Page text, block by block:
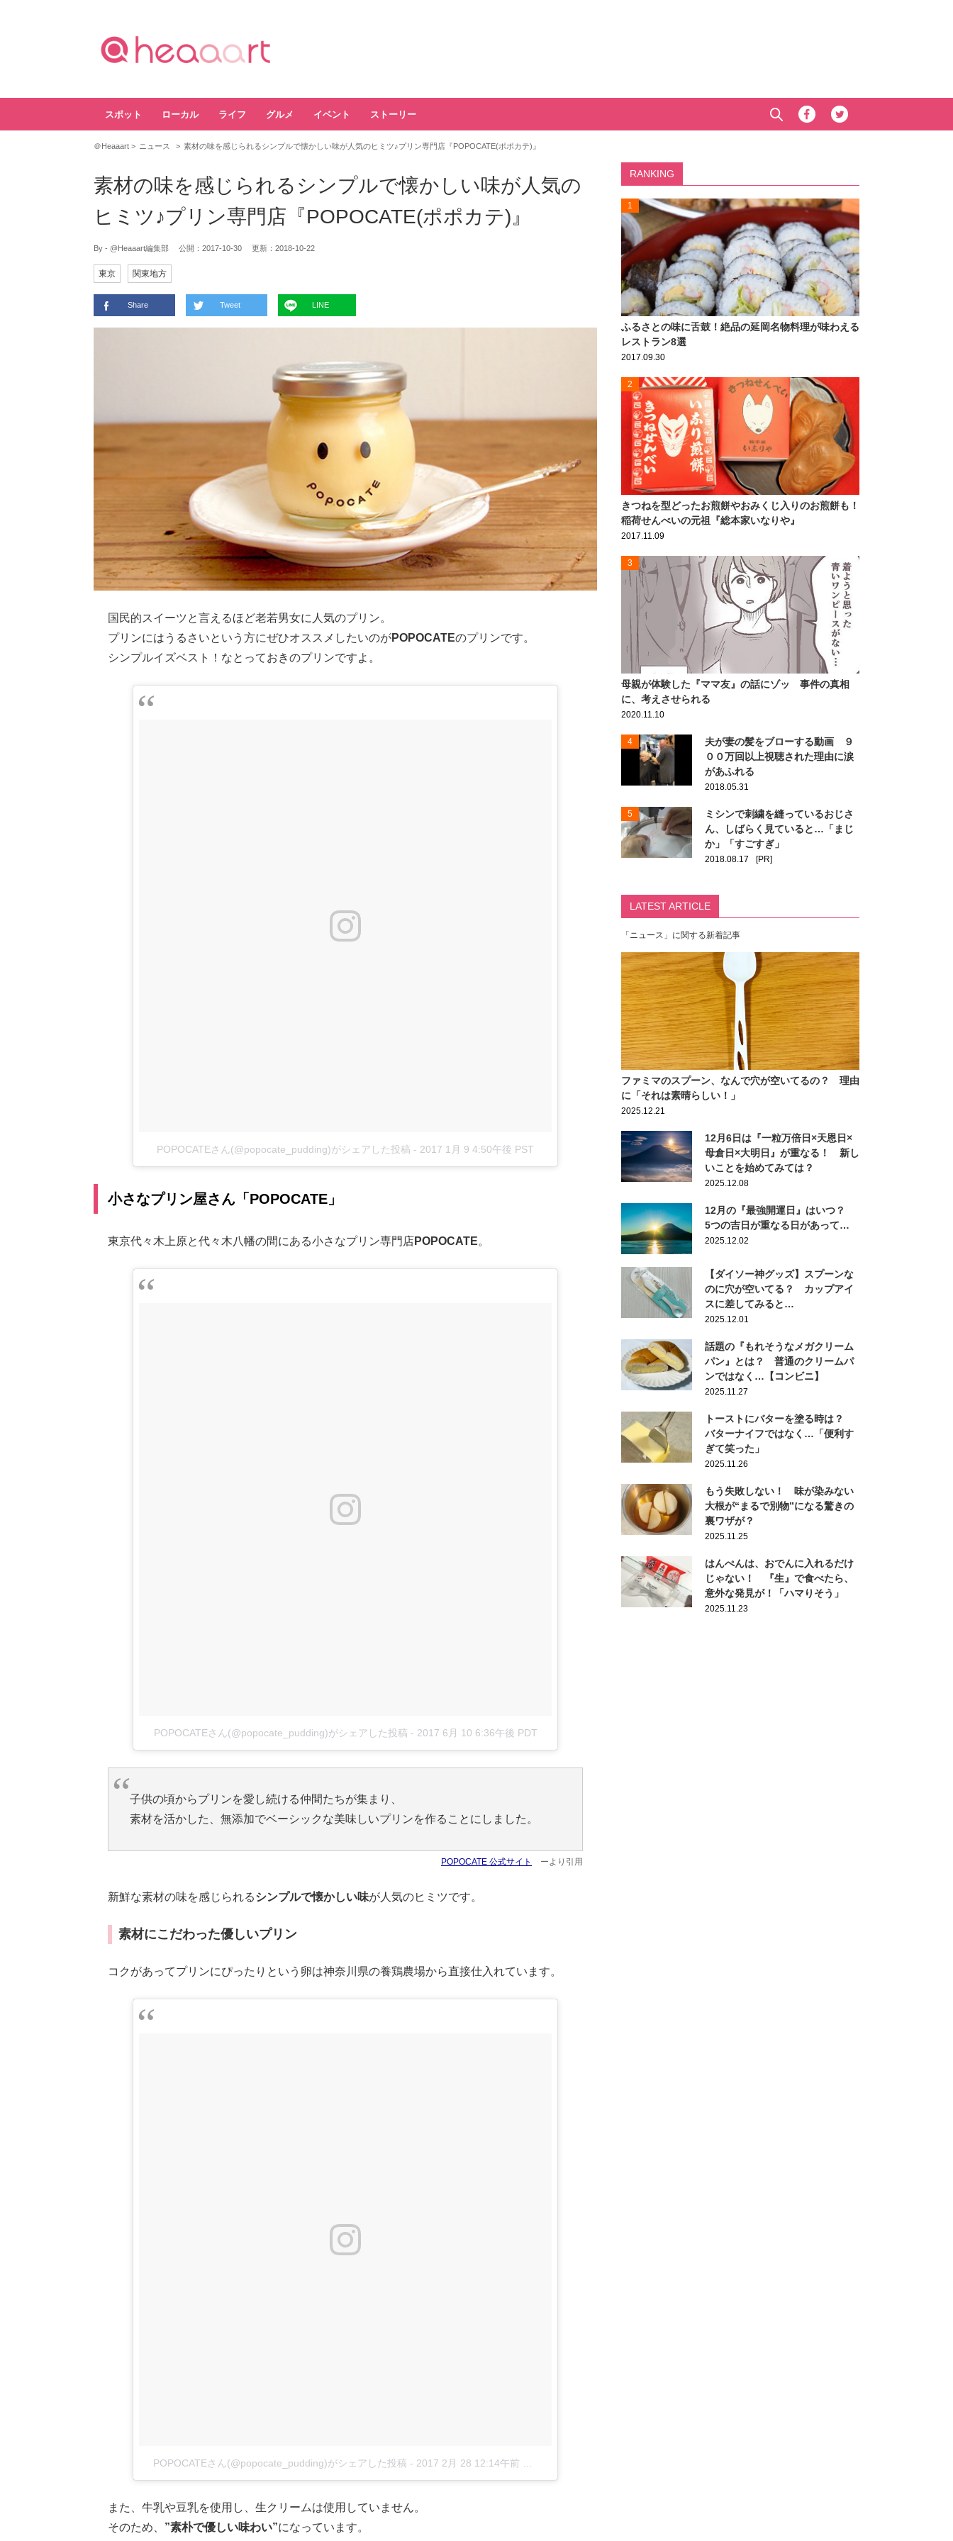
スポット ローカル ライフ グルメ イベント ストーリー
＠Heaaart ニュース 素材の味を感じられるシンプルで懐かしい味が人気のヒミツ♪プリン専門店『POPOCATE(ポポカテ)』
素材の味を感じられるシンプルで懐かしい味が人気の
ヒミツ♪プリン専門店『POPOCATE(ポポカテ)』
By - @Heaaart編集部 公開： 2017-10-30 更新： 2018-10-22
東京 関東地方
Share Tweet LINE
国民的スイーツと言えるほど老若男女に人気のプリン。
プリンにはうるさいという方にぜひオススメしたいのがPOPOCATEのプリンです。
シンプルイズベスト！なとっておきのプリンですよ。
POPOCATEさん(@popocate_pudding)がシェアした投稿 - 2017 1月 9 4:50午後 PST
小さなプリン屋さん「POPOCATE」
東京代々木上原と代々木八幡の間にある小さなプリン専門店POPOCATE。
POPOCATEさん(@popocate_pudding)がシェアした投稿 - 2017 6月 10 6:36午後 PDT
子供の頃からプリンを愛し続ける仲間たちが集まり、
素材を活かした、無添加でベーシックな美味しいプリンを作ることにしました。
POPOCATE 公式サイト ーより引用
新鮮な素材の味を感じられるシンプルで懐かしい味が人気のヒミツです。
素材にこだわった優しいプリン
コクがあってプリンにぴったりという卵は神奈川県の養鶏農場から直接仕入れています。
POPOCATEさん(@popocate_pudding)がシェアした投稿 - 2017 2月 28 12:14午前 PST
また、牛乳や豆乳を使用し、生クリームは使用していません。
そのため、 ”素朴で優しい味わい”になっています。
RANKING
1
ふるさとの味に舌鼓！絶品の延岡名物料理が味わえる
レストラン8選
2017.09.30
2
きつねを型どったお煎餅やおみくじ入りのお煎餅も！
稲荷せんべいの元祖『総本家いなりや』
2017.11.09
3
母親が体験した『ママ友』の話にゾッ 事件の真相
に、考えさせられる
2020.11.10
4
夫が妻の髪をブローする動画 ９
００万回以上視聴された理由に涙
があふれる
2018.05.31
5
ミシンで刺繍を縫っているおじさ
ん、しばらく見ていると…「まじ
か」「すごすぎ」
2018.08.17 [PR]
LATEST ARTICLE
「ニュース」に関する新着記事
ファミマのスプーン、なんで穴が空いてるの？ 理由
に「それは素晴らしい！」
2025.12.21
12月6日は『一粒万倍日×天恩日×
母倉日×大明日』が重なる！ 新し
いことを始めてみては？
2025.12.08
12月の『最強開運日』はいつ？
5つの吉日が重なる日があって…
2025.12.02
【ダイソー神グッズ】スプーンな
のに穴が空いてる？ カップアイ
スに差してみると…
2025.12.01
話題の『もれそうなメガクリーム
パン』とは？ 普通のクリームパ
ンではなく…【コンビニ】
2025.11.27
トーストにバターを塗る時は？
バターナイフではなく…「便利す
ぎて笑った」
2025.11.26
もう失敗しない！ 味が染みない
大根が“まるで別物”になる驚きの
裏ワザが？
2025.11.25
はんぺんは、おでんに入れるだけ
じゃない！ 『生』で食べたら、
意外な発見が！「ハマりそう」
2025.11.23